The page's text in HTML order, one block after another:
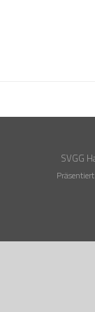
SVGG